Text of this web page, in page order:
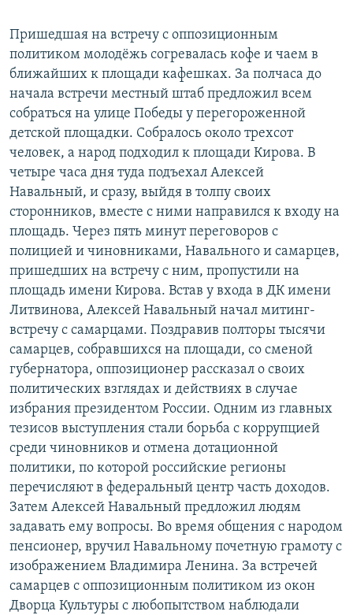
Пришедшая на встречу с оппозиционным
политиком молодёжь согревалась кофе и чаем в
ближайших к площади кафешках. За полчаса до
начала встречи местный штаб предложил всем
собраться на улице Победы у перегороженной
детской площадки. Собралось около трехсот
человек, а народ подходил к площади Кирова. В
четыре часа дня туда подъехал Алексей
Навальный, и сразу, выйдя в толпу своих
сторонников, вместе с ними направился к входу на
площадь. Через пять минут переговоров с
полицией и чиновниками, Навального и самарцев,
пришедших на встречу с ним, пропустили на
площадь имени Кирова. Встав у входа в ДК имени
Литвинова, Алексей Навальный начал митинг-
встречу с самарцами. Поздравив полторы тысячи
самарцев, собравшихся на площади, со сменой
губернатора, оппозиционер рассказал о своих
политических взглядах и действиях в случае
избрания президентом России. Одним из главных
тезисов выступления стали борьба с коррупцией
среди чиновников и отмена дотационной
политики, по которой российские регионы
перечисляют в федеральный центр часть доходов.
Затем Алексей Навальный предложил людям
задавать ему вопросы. Во время общения с народом
пенсионер, вручил Навальному почетную грамоту с
изображением Владимира Ленина. За встречей
самарцев с оппозиционным политиком из окон
Дворца Культуры с любопытством наблюдали